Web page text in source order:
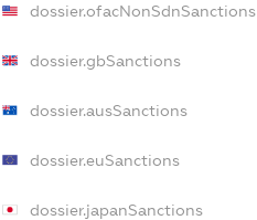
dossier.ofacNonSdnSanctions
dossier.gbSanctions
dossier.ausSanctions
dossier.euSanctions
dossier.japanSanctions